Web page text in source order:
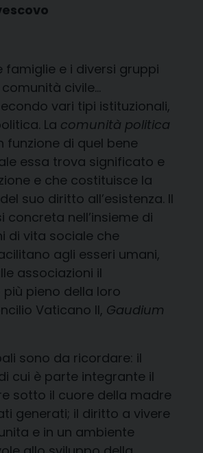
famiglie e i diversi gruppi
civile…
vari tipi istituzionali,
La comunità politica
funzione di quel bene
essa trova significato e
e che costituisce la
suo diritto all’esistenza. Il
concreta nell’insieme di
di vita sociale che
agli esseri umani,
associazioni il
pieno della loro
Vaticano II, Gaudium
sono da ricordare: il
cui è parte integrante il
sotto il cuore della madre
generati; il diritto a vivere
e in un ambiente